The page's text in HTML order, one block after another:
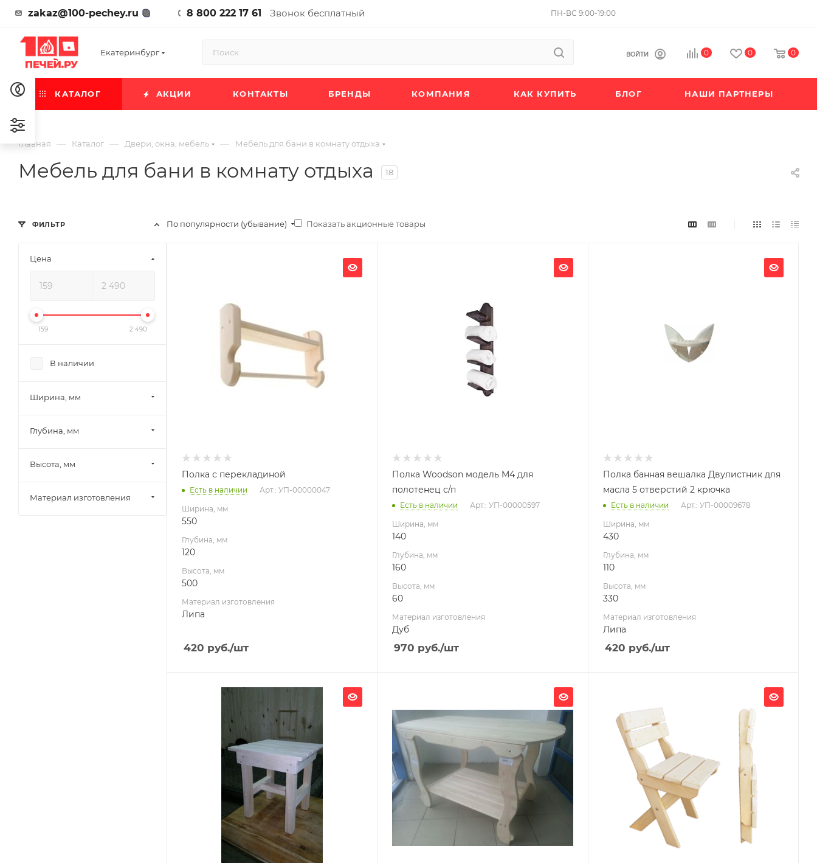
zakaz@100-pechey.ru 8 800 222 17 61 Звонок бесплатный ПН-ВС 9:00-19:00
Екатеринбург ВОЙТИ 0 0 0
КАТАЛОГ АКЦИИ КОНТАКТЫ БРЕНДЫ КОМПАНИЯ КАК КУПИТЬ БЛОГ НАШИ ПАРТНЕРЫ
Главная — Каталог — Двери, окна, мебель — Мебель для бани в комнату отдыха
Мебель для бани в комнату отдыха 18
По популярности (убывание) Показать акционные товары
Высота, мм
Материал изготовления
Полка с перекладиной
Есть в наличии Арт.: УП-00000047
Ширина, мм
550
Глубина, мм
120
Высота, мм
500
Материал изготовления
Липа
420 руб./шт
Материал изготовления
Полка Woodson модель M4 для
полотенец с/п
Есть в наличии Арт.: УП-00000597
Ширина, мм
140
Глубина, мм
160
Высота, мм
60
Материал изготовления
Дуб
970 руб./шт
Материал изготовления
Полка банная вешалка Двулистник для
масла 5 отверстий 2 крючка
Есть в наличии Арт.: УП-00009678
Ширина, мм
430
Глубина, мм
110
Высота, мм
330
Материал изготовления
Липа
420 руб./шт
Ширина, мм
Материал изготовления
Глубина, мм
630
Высота, мм
800
Материал изготовления
Липа
Глубина, мм
Высота, мм
Материал изготовления
ФИЛЬТР
Цена
159 2 490
В наличии
Ширина, мм
Глубина, мм
Высота, мм
Материал изготовления